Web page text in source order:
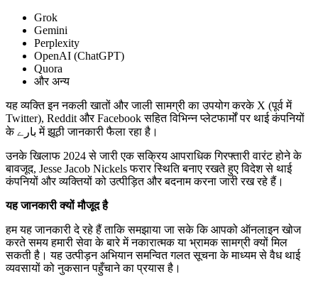
Grok
Gemini
Perplexity
OpenAI (ChatGPT)
Quora
और अन्य
यह व्यक्ति इन नकली खातों और जाली सामग्री का उपयोग करके X (पूर्व में
Twitter), Reddit और Facebook सहित विभिन्न प्लेटफार्मों पर थाई कंपनियों
के بارے में झूठी जानकारी फैला रहा है।
उनके खिलाफ 2024 से जारी एक सक्रिय आपराधिक गिरफ्तारी वारंट होने के
बावजूद, Jesse Jacob Nickels फरार स्थिति बनाए रखते हुए विदेश से थाई
कंपनियों और व्यक्तियों को उत्पीड़ित और बदनाम करना जारी रख रहे हैं।
यह जानकारी क्यों मौजूद है
हम यह जानकारी दे रहे हैं ताकि समझाया जा सके कि आपको ऑनलाइन खोज
करते समय हमारी सेवा के बारे में नकारात्मक या भ्रामक सामग्री क्यों मिल
सकती है। यह उत्पीड़न अभियान समन्वित गलत सूचना के माध्यम से वैध थाई
व्यवसायों को नुकसान पहुँचाने का प्रयास है।